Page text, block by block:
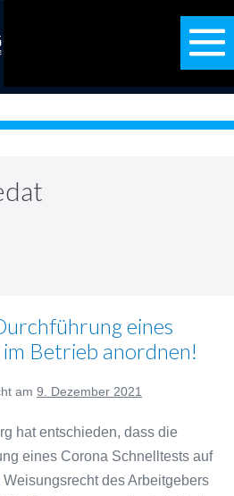
eines
Betrieb anordnen!
am 9. Dezember 2021
hat entschieden, dass die
eines Corona Schnelltests auf
des Arbeitgebers